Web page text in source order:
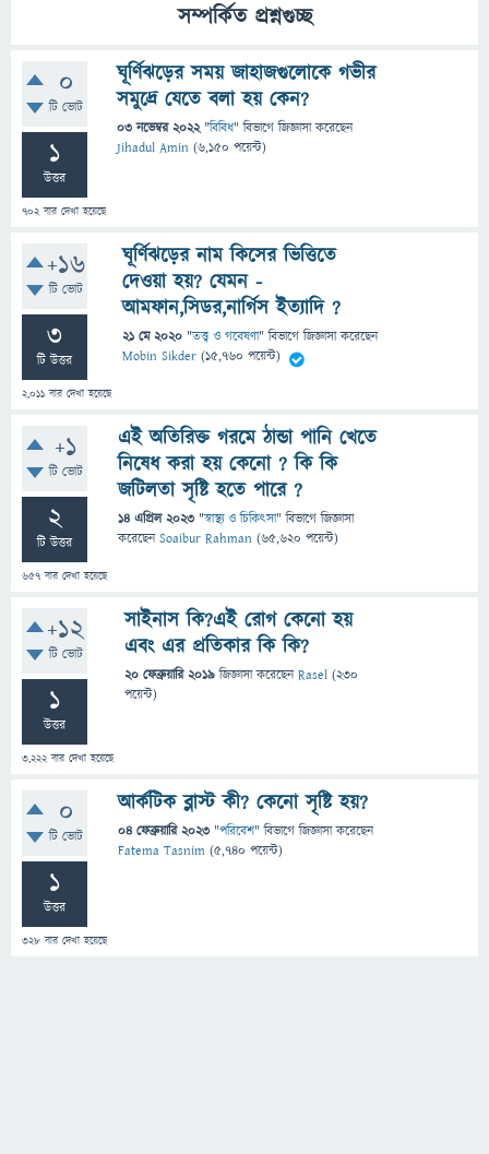
সম্পর্কিত প্রশ্নগুচ্ছ
0
টি ভোট
1
উত্তর
702বার দেখা হয়েছে
ঘূর্ণিঝড়ের সময় জাহাজগুলোকে গভীর
সমুদ্রে যেতে বলা হয় কেন?
03 নভেম্বর 2022 "বিবিধ" বিভাগে জিজ্ঞাসাকরেছেন
Jihadul Amin (6,150 পয়েন্ট)
+16
টি ভোট
3
টি উত্তর
2,011 বার দেখা হয়েছে
ঘূর্ণিঝড়ের নাম কিসের ভিত্তিতে
দেওয়া হয়? যেমন -
আমফান,সিডর,নার্গিস ইত্যাদি ?
21 মে 2020 "তত্ত্ব ও গবেষণা" বিভাগে জিজ্ঞাসাকরেছেন
Mobin Sikder (15,760 পয়েন্ট)
+1
টি ভোট
2
টি উত্তর
657 বার দেখা হয়েছে
এই অতিরিক্ত গরমে ঠান্ডা পানি খেতে
নিষেধ করা হয় কেনো ? কি কি
জটিলতা সৃষ্টি হতে পারে ?
14 এপ্রিল 2023 "স্বাস্থ্য ও চিকিৎসা" বিভাগে জিজ্ঞাসা
করেছেনSoaibur Rahman (65,620 পয়েন্ট)
+12
টি ভোট
1
উত্তর
3,222বার দেখা হয়েছে
সাইনাস কি?এই রোগ কেনো হয়
এবং এর প্রতিকার কি কি?
20 ফেব্রুয়ারি 2019 জিজ্ঞাসাকরেছেনRasel (230
পয়েন্ট)
0
টি ভোট
1
উত্তর
328 বার দেখা হয়েছে
আর্কটিক ব্লাস্ট কী? কেনো সৃষ্টি হয়?
04 ফেব্রুয়ারি 2023 "পরিবেশ" বিভাগে জিজ্ঞাসাকরেছেন
Fatema Tasnim (5,740 পয়েন্ট)